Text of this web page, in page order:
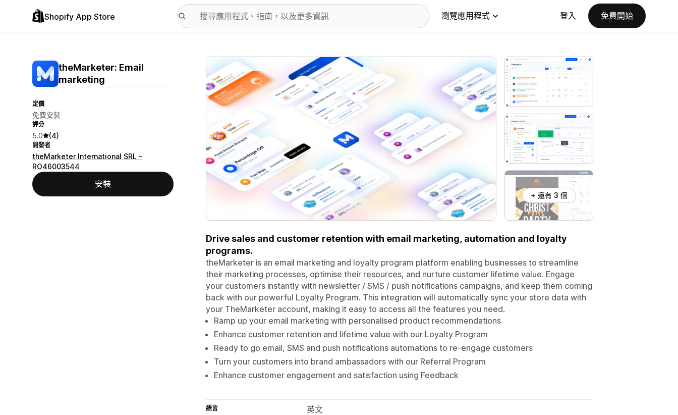
Shopify App Store 瀏覽應用程式 登入 免費開始
theMarketer: Email
marketing
定價
免費安裝
評分
5.0 (4)
開發者
theMarketer International SRL -
RO46003544
安裝
主要圖片圖庫
+ 還有 3 個
Drive sales and customer retention with email marketing, automation and loyalty
programs.
theMarketer is an email marketing and loyalty program platform enabling businesses to streamline
their marketing processes, optimise their resources, and nurture customer lifetime value. Engage
your customers instantly with newsletter / SMS / push notifications campaigns, and keep them coming
back with our powerful Loyalty Program. This integration will automatically sync your store data with
your TheMarketer account, making it easy to access all the features you need.
Ramp up your email marketing with personalised product recommendations
Enhance customer retention and lifetime value with our Loyalty Program
Ready to go email, SMS and push notifications automations to re-engage customers
Turn your customers into brand ambassadors with our Referral Program
Enhance customer engagement and satisfaction using Feedback
語言
英文